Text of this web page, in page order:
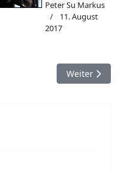
Peter Su Markus
11. August
2017
in Reno Nächster
Weiter